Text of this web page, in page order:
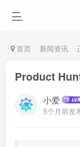
首页 新闻资讯
Product
小爱
5个月前发